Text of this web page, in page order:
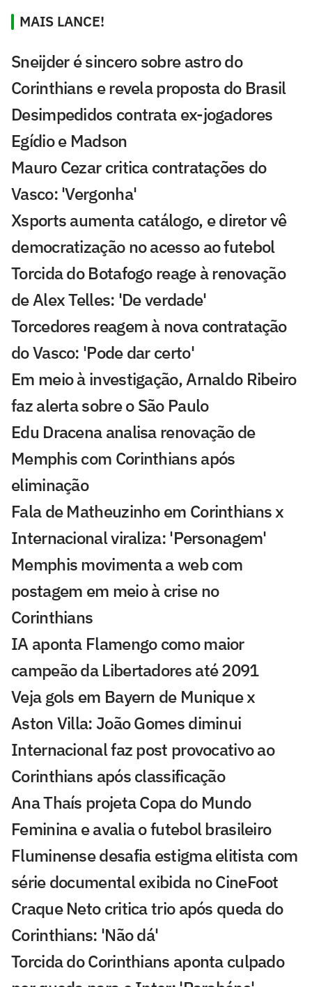
MAIS LANCE!
Sneijder é sincero sobre astro do
Corinthians e revela proposta do Brasil
Desimpedidos contrata ex-jogadores
Egídio e Madson
Mauro Cezar critica contratações do
Vasco: 'Vergonha'
Xsports aumenta catálogo, e diretor vê
democratização no acesso ao futebol
Torcida do Botafogo reage à renovação
de Alex Telles: 'De verdade'
Torcedores reagem à nova contratação
do Vasco: 'Pode dar certo'
Em meio à investigação, Arnaldo Ribeiro
faz alerta sobre o São Paulo
Edu Dracena analisa renovação de
Memphis com Corinthians após
eliminação
Fala de Matheuzinho em Corinthians x
Internacional viraliza: 'Personagem'
Memphis movimenta a web com
postagem em meio à crise no
Corinthians
IA aponta Flamengo como maior
campeão da Libertadores até 2091
Veja gols em Bayern de Munique x
Aston Villa: João Gomes diminui
Internacional faz post provocativo ao
Corinthians após classificação
Ana Thaís projeta Copa do Mundo
Feminina e avalia o futebol brasileiro
Fluminense desafia estigma elitista com
série documental exibida no CineFoot
Craque Neto critica trio após queda do
Corinthians: 'Não dá'
Torcida do Corinthians aponta culpado